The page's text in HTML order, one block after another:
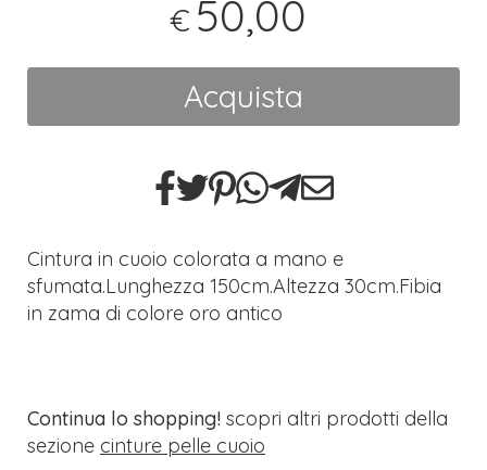
€ 50,00
Acquista
Cintura in cuoio colorata a mano e
sfumata.Lunghezza 150cm.Altezza 30cm.Fibia
in zama di colore oro antico
Continua lo shopping! scopri altri prodotti della
sezione cinture pelle cuoio